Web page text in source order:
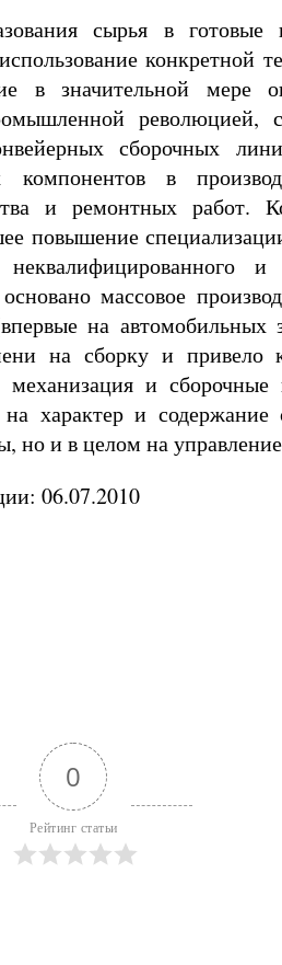
сырья в готовые
конкретной
в значительной мере
революцией,
сборочных
компонентов в
и ремонтных работ.
повышение
и
массовое
на
на сборку и
механизация и сборочные
на характер и
но и в целом на
06.07.2010
0
Рейтинг статьи